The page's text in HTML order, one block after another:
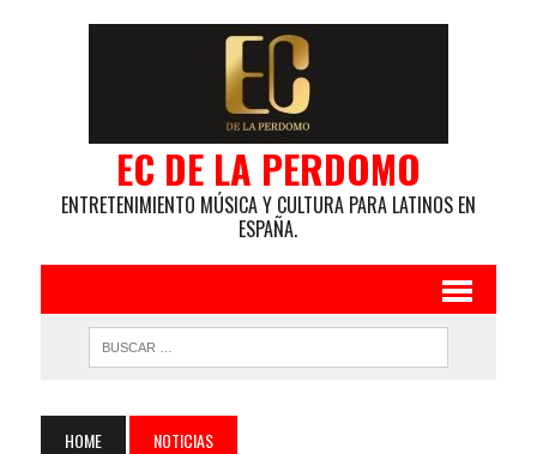
EC DE LA PERDOMO
ENTRETENIMIENTO MÚSICA Y CULTURA PARA LATINOS EN
ESPAÑA.
HOME NOTICIAS